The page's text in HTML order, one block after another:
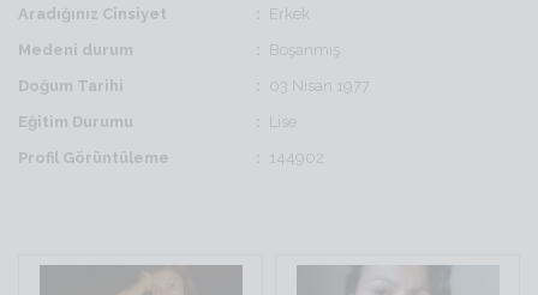
Aradığınız Cinsiyet
Erkek
Medeni durum
Boşanmış
Doğum Tarihi
03 Nisan 1977
Eğitim Durumu
Lise
Profil Görüntüleme
144902